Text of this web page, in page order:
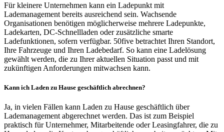
Für kleinere Unternehmen kann ein Ladepunkt mit
Lademanagement bereits ausreichend sein. Wachsende
Organisationen benötigen möglicherweise mehrere Ladepunkte,
Ladekarten, DC-Schnellladen oder zusätzliche smarte
Ladefunktionen, sofern verfügbar. 50five betrachtet Ihren Standort,
Ihre Fahrzeuge und Ihren Ladebedarf. So kann eine Ladelösung
gewählt werden, die zu Ihrer aktuellen Situation passt und mit
zukünftigen Anforderungen mitwachsen kann.
Kann ich Laden zu Hause geschäftlich abrechnen?
Ja, in vielen Fällen kann Laden zu Hause geschäftlich über
Lademanagement abgerechnet werden. Das ist zum Beispiel
praktisch für Unternehmer, Mitarbeitende oder Leasingfahrer, die zu